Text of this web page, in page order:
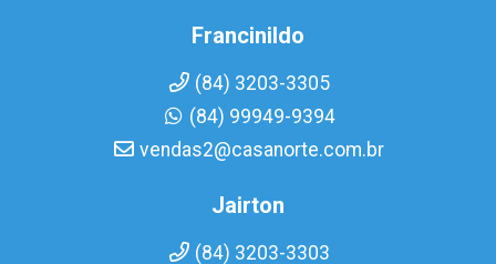
Francinildo
(84) 3203-3305
(84) 99949-9394
vendas2@casanorte.com.br
Jairton
(84) 3203-3303